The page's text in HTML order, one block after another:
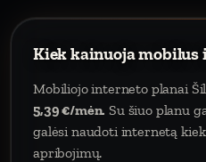
Kiek kainuoja mobilus
Mobiliojo interneto planai
5,39 €/mėn. Su šiuo planu
galėsi naudoti internetą
apribojimų.